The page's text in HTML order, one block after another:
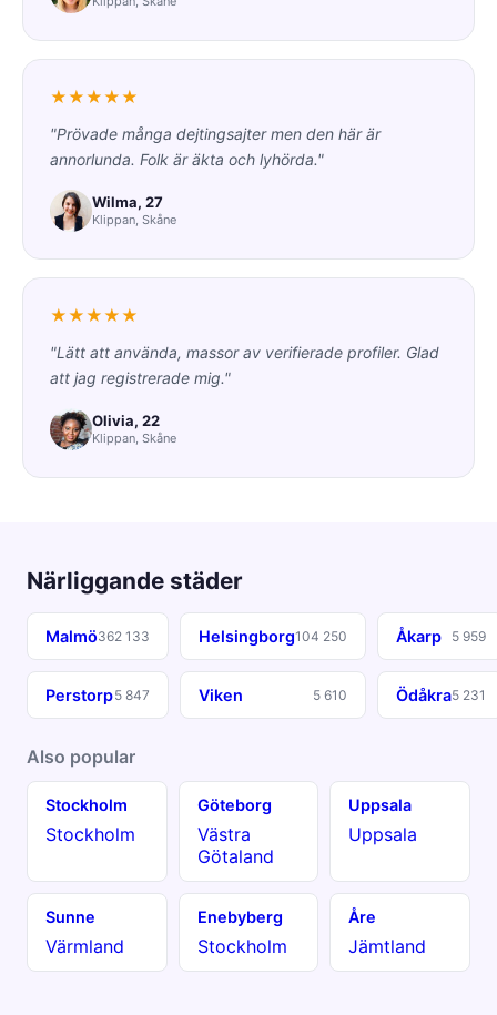
★★★★★
"Prövade många dejtingsajter men den här är
annorlunda. Folk är äkta och lyhörda."
Wilma, 27
Klippan, Skåne
★★★★★
"Lätt att använda, massor av verifierade profiler. Glad
att jag registrerade mig."
Olivia, 22
Klippan, Skåne
Närliggande städer
Malmö362 133 Helsingborg104 250 Åkarp 5 959
Perstorp5 847 Viken 5 610 Ödåkra5 231
Also popular
Stockholm
Stockholm
Göteborg
Västra
Götaland
Uppsala
Uppsala
Sunne
Värmland
Enebyberg
Stockholm
Åre
Jämtland